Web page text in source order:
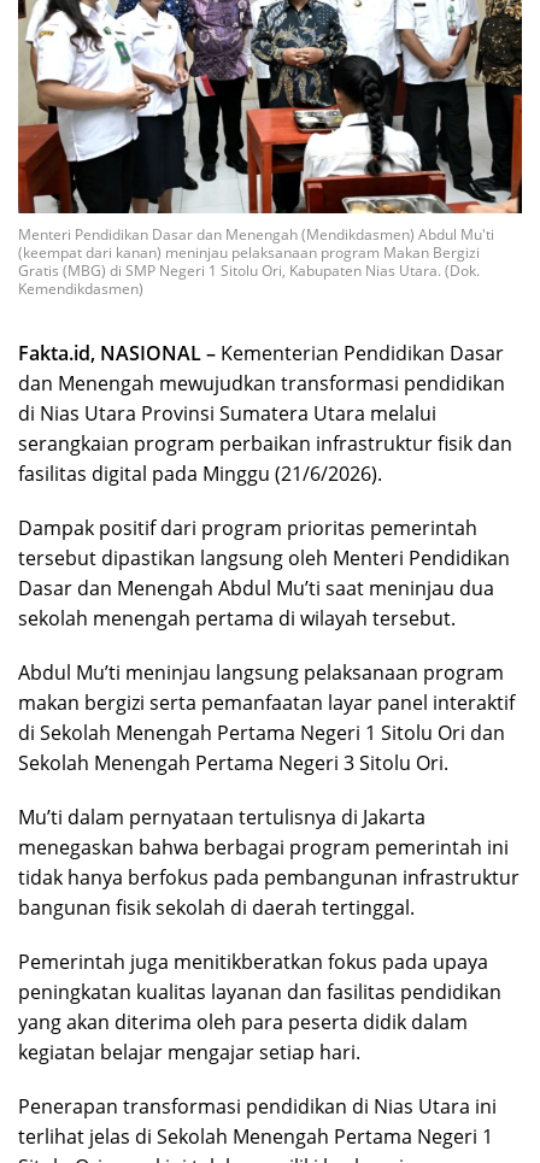
Menteri Pendidikan Dasar dan Menengah (Mendikdasmen) Abdul Mu'ti
(keempat dari kanan) meninjau pelaksanaan program Makan Bergizi
Gratis (MBG) di SMP Negeri 1 Sitolu Ori, Kabupaten Nias Utara. (Dok.
Kemendikdasmen)
Fakta.id, NASIONAL – Kementerian Pendidikan Dasar
dan Menengah mewujudkan transformasi pendidikan
di Nias Utara Provinsi Sumatera Utara melalui
serangkaian program perbaikan infrastruktur fisik dan
fasilitas digital pada Minggu (21/6/2026).
Dampak positif dari program prioritas pemerintah
tersebut dipastikan langsung oleh Menteri Pendidikan
Dasar dan Menengah Abdul Mu’ti saat meninjau dua
sekolah menengah pertama di wilayah tersebut.
Abdul Mu’ti meninjau langsung pelaksanaan program
makan bergizi serta pemanfaatan layar panel interaktif
di Sekolah Menengah Pertama Negeri 1 Sitolu Ori dan
Sekolah Menengah Pertama Negeri 3 Sitolu Ori.
Mu’ti dalam pernyataan tertulisnya di Jakarta
menegaskan bahwa berbagai program pemerintah ini
tidak hanya berfokus pada pembangunan infrastruktur
bangunan fisik sekolah di daerah tertinggal.
Pemerintah juga menitikberatkan fokus pada upaya
peningkatan kualitas layanan dan fasilitas pendidikan
yang akan diterima oleh para peserta didik dalam
kegiatan belajar mengajar setiap hari.
Penerapan transformasi pendidikan di Nias Utara ini
terlihat jelas di Sekolah Menengah Pertama Negeri 1